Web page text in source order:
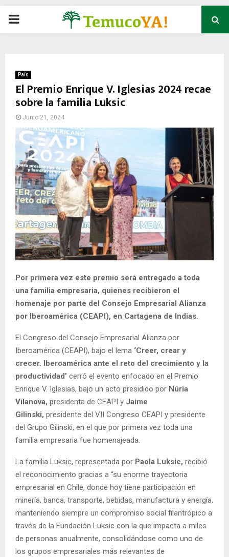
P
M
A
Y
M
E
U
País
El Premio Enrique V. Iglesias 2024 recae
sobre la familia Luksic
Junio 21, 2024
Por primera vez este premio será entregado a toda
una familia empresaria, quienes recibieron el
homenaje por parte del Consejo Empresarial Alianza
por Iberoamérica (CEAPI), en Cartagena de Indias.
El Congreso del Consejo Empresarial Alianza por
Iberoamérica (CEAPI), bajo el lema ‘Creer, crear y
crecer. Iberoamérica ante el reto del crecimiento y la
productividad’ cerró el evento enfocado en el Premio
Enrique V. Iglesias, bajo un acto presidido por Núria
Vilanova, presidenta de CEAPI y Jaime
Gilinski, presidente del VII Congreso CEAPI y presidente
del Grupo Gilinski, en el que por primera vez toda una
familia empresaria fue homenajeada.
La familia Luksic, representada por Paola Luksic, recibió
el reconocimiento gracias a “su enorme trayectoria
empresarial en Chile, donde hoy tiene participación en
minería, banca, transporte, bebidas, manufactura y energía,
manteniendo siempre un compromiso social filantrópico a
través de la Fundación Luksic con la que impacta a miles
de personas anualmente, consolidándose como uno de
los grupos empresariales más relevantes de